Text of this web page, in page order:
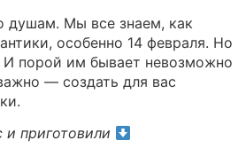
душам. Мы все знаем, как
особенно 14 февраля. Но
порой им бывает невозможно
— создать для вас
приготовили